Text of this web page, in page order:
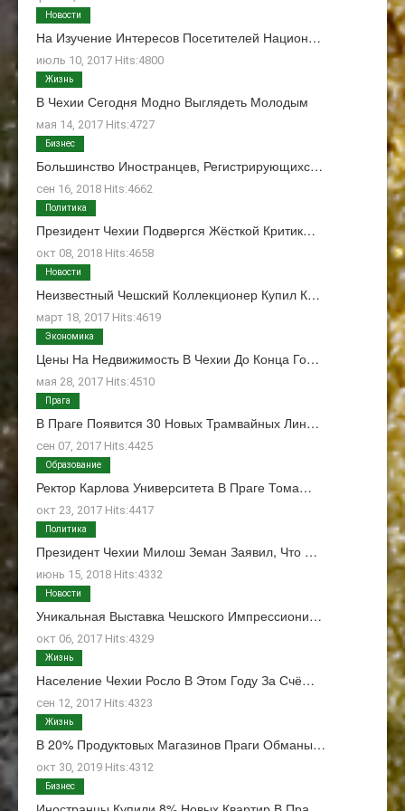
На Изучение Интересов Посетителей Национ…
июль 10, 2017 Hits:4800
Новости
В Чехии Сегодня Модно Выглядеть Молодым
мая 14, 2017 Hits:4727
Жизнь
Большинство Иностранцев, Регистрирующихс…
сен 16, 2018 Hits:4662
Бизнес
Президент Чехии Подвергся Жёсткой Критик…
окт 08, 2018 Hits:4658
Политика
Неизвестный Чешский Коллекционер Купил К…
март 18, 2017 Hits:4619
Новости
Цены На Недвижимость В Чехии До Конца Го…
мая 28, 2017 Hits:4510
Экономика
В Праге Появится 30 Новых Трамвайных Лин…
сен 07, 2017 Hits:4425
Прага
Ректор Карлова Университета В Праге Тома…
окт 23, 2017 Hits:4417
Образование
Президент Чехии Милош Земан Заявил, Что …
июнь 15, 2018 Hits:4332
Политика
Уникальная Выставка Чешского Импрессиони…
окт 06, 2017 Hits:4329
Новости
Население Чехии Росло В Этом Году За Счё…
сен 12, 2017 Hits:4323
Жизнь
В 20% Продуктовых Магазинов Праги Обманы…
окт 30, 2019 Hits:4312
Жизнь
Бизнес